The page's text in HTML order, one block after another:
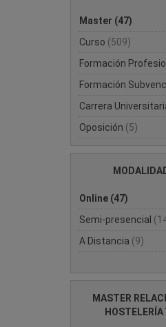
Master (47)
Curso (509)
Formación
Formación
Carrera
Oposición (5)
Online (47)
Semi-presencial
A Distancia (9)
MASTER